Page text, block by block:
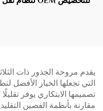
يقدم مروحة الجذور ذات
التي تجعلها الخيار الأفضل
تصميمها الابتكاري يوفر
مقارنة بأنظمة الفصين